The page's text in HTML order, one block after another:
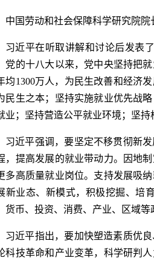
中国劳动和社会保障科学研究院
习近平在听取讲解和讨论后发表
党的十八大以来，党中央坚持把
均1300万人，为民生改善和经济
民生之本；坚持实施就业优先战
业；坚持营造公平就业环境；坚
习近平强调，要坚定不移贯彻新
，提高发展的就业带动力。因地
多高质量就业岗位。支持发展吸
新业态、新模式，积极挖掘、培
货币、投资、消费、产业、区域等
习近平指出，要加快塑造素质优
科技革命和产业变革，科学研判